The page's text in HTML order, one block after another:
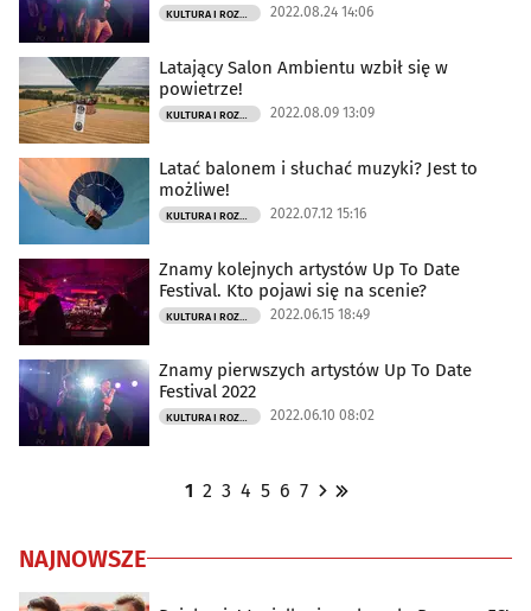
2022.08.24 14:06
Latający Salon Ambientu wzbił się w
powietrze!
2022.08.09 13:09
Latać balonem i słuchać muzyki? Jest to
możliwe!
2022.07.12 15:16
Znamy kolejnych artystów Up To Date
Festival. Kto pojawi się na scenie?
2022.06.15 18:49
Znamy pierwszych artystów Up To Date
Festival 2022
2022.06.10 08:02
1 2 3 4 5 6 7
NAJNOWSZE